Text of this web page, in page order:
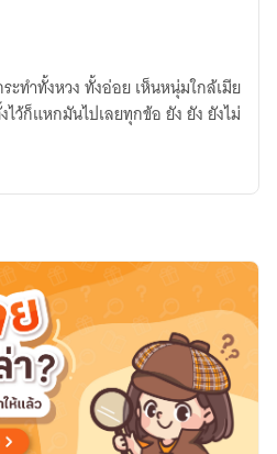
ทำทั้งหวง ทั้งอ่อย เห็นหนุ่มใกล้เมีย
ว้ก็แหกมันไปเลยทุกข้อ ยัง ยัง ยังไม่